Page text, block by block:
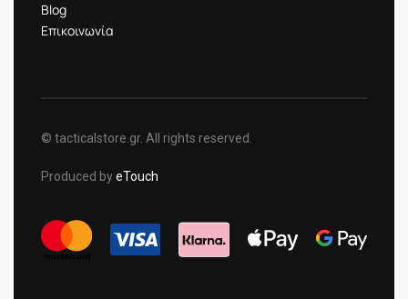
Blog
Επικοινωνία
© tacticalstore.gr. All rights reserved.
Produced byeTouch